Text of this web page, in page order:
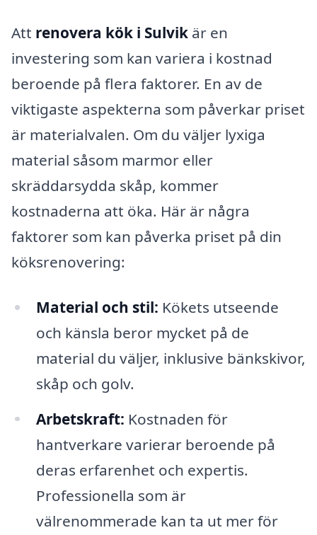
Att renovera kök i Sulvik är en
investering som kan variera i kostnad
beroende på flera faktorer. En av de
viktigaste aspekterna som påverkar priset
är materialvalen. Om du väljer lyxiga
material såsom marmor eller
skräddarsydda skåp, kommer
kostnaderna att öka. Här är några
faktorer som kan påverka priset på din
köksrenovering:
Material och stil: Kökets utseende
och känsla beror mycket på de
material du väljer, inklusive bänkskivor,
skåp och golv.
Arbetskraft: Kostnaden för
hantverkare varierar beroende på
deras erfarenhet och expertis.
Professionella som är
välrenommerade kan ta ut mer för